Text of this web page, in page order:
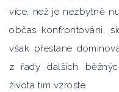
více, než je nezbytně
občas konfrontováni,
však přestane
z řady dalších
života tím vzroste.